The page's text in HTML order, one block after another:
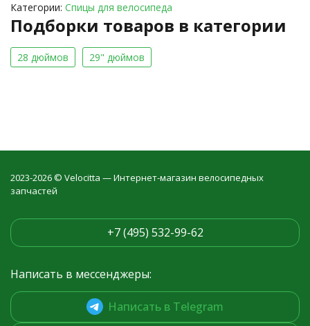
Категории: Спицы для велосипеда
Подборки товаров в категории
28 дюймов 29" дюймов
2023-2026 © Velocitta — Интернет-магазин велосипедных
запчастей
+7 (495) 532-99-62
Написать в мессенджеры:
Написать в Telegram